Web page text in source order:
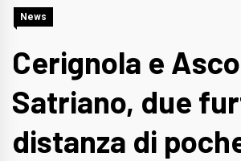
News
Cerignola e
Satriano, due
distanza di